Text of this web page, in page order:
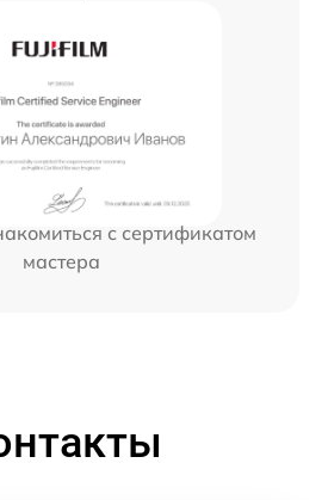
с сертификатом
мастера